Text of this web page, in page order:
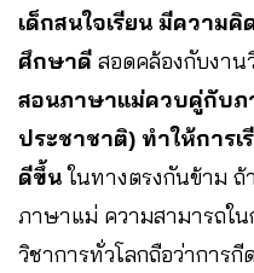
เด็กสนใจเรียน มีความ
ศึกษาดี สอดคล้องกับงาน
สอนภาษาแม่ควบคู่กับภ
ประชาชาติ) ทำให้การ
ดีขึ้นในทางตรงกันข้าม ถ้
ภาษาแม่ ความสามารถใน
วิชาการทั่วโลกถือว่าการ